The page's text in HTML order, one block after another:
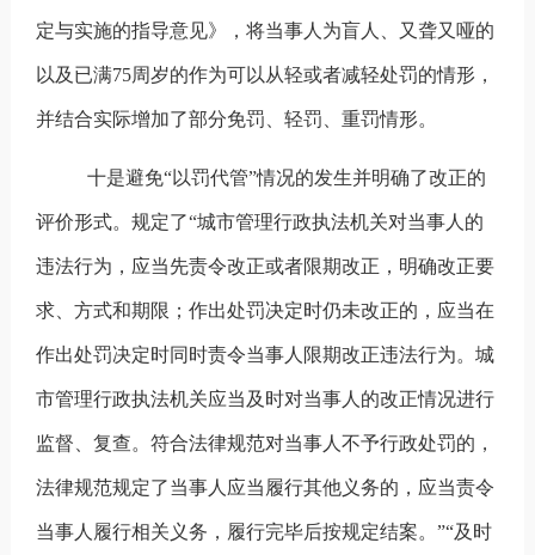
定与实施的指导意见》，将当事人为盲人、又聋又哑的
以及已满75周岁的作为可以从轻或者减轻处罚的情形，
并结合实际增加了部分免罚、轻罚、重罚情形。
十是避免“以罚代管”情况的发生并明确了改正的
评价形式。规定了“城市管理行政执法机关对当事人的
违法行为，应当先责令改正或者限期改正，明确改正要
求、方式和期限；作出处罚决定时仍未改正的，应当在
作出处罚决定时同时责令当事人限期改正违法行为。城
市管理行政执法机关应当及时对当事人的改正情况进行
监督、复查。符合法律规范对当事人不予行政处罚的，
法律规范规定了当事人应当履行其他义务的，应当责令
当事人履行相关义务，履行完毕后按规定结案。”“及时